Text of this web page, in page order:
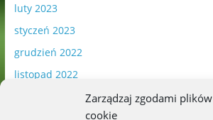
Zarządzaj zgodami plików
cookie
luty 2023
styczeń 2023
grudzień 2022
listopad 2022
październik 2022